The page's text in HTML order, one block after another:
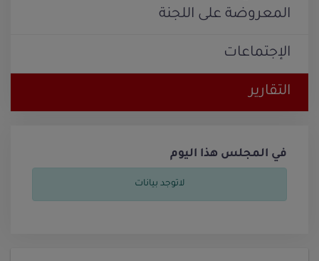
المعروضة على اللجنة
الإجتماعات
التقارير
في المجلس هذا اليوم
لاتوجد بيانات